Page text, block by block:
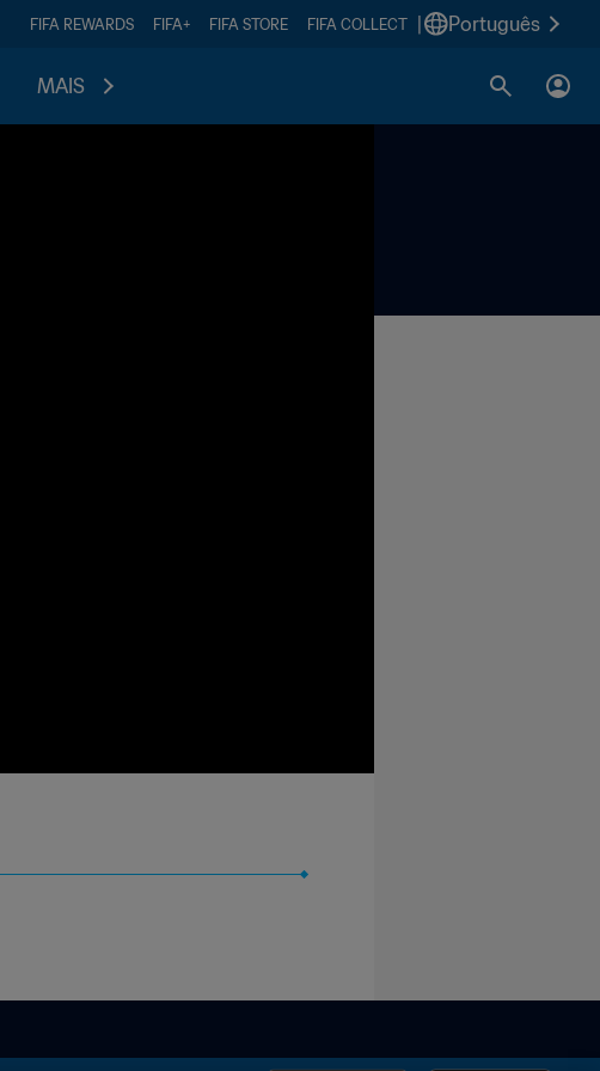
FIFA REWARDS FIFA+ FIFA STORE FIFA COLLECT Português
MAIS